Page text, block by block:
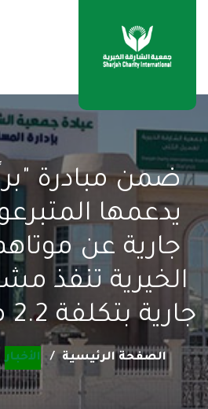
ضمن مبادرة
يدعمها
جارية عن
الخيرية تنفذ
جارية بتكلفة 2.2 ملايين درهم
الصفحة الرئيسية الأخبار